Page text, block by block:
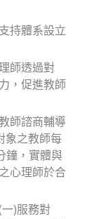
持體系設立
師透過對
，促進教師
師諮商輔導
象之教師每
鐘，實體與
心理師於合
)服務對